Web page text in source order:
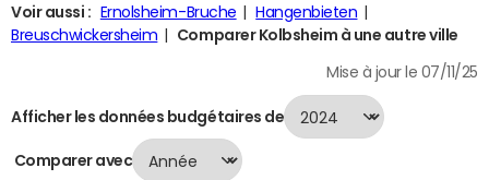
Voir aussi : Ernolsheim-Bruche
Hangenbieten
Breuschwickersheim
Comparer Kolbsheim à une autre ville
Mise à jour le 07/11/25
Afficher les données budgétaires de
Comparer avec